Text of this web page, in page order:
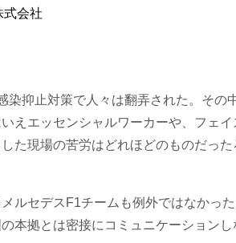
式会社
染抑止対策で人々は翻弄された。その
えエッセンシャルワーカーや、フェ
た現場の苦労はどれほどのものだった
ルセデスF1チームも例外ではなかっ
本拠とは密接にコミュニケーション